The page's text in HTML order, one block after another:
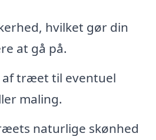
hvilket gør din
at gå på.
af træet til eventuel
maling.
naturlige skønhed